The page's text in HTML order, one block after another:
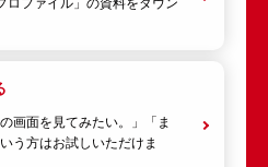
画面を見てみたい。」「ま
う方はお試しいただけま